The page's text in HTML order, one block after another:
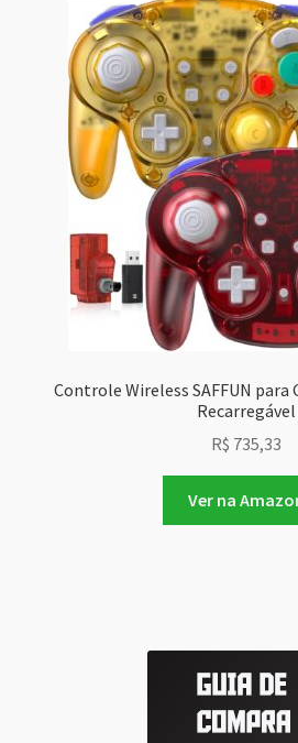
Controle Wireless SAFFUN para
Recarregável
R$ 735,33
Ver na